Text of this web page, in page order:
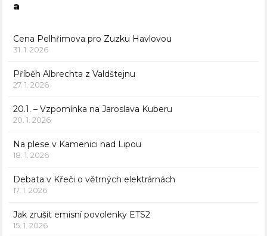
a
Cena Pelhřimova pro Zuzku Havlovou
31. 1. 2026
Příběh Albrechta z Valdštejnu
27. 1. 2026
20.1. – Vzpomínka na Jaroslava Kuberu
20. 1. 2026
Na plese v Kamenici nad Lipou
18. 1. 2026
Debata v Křeči o větrných elektrárnách
17. 1. 2026
Jak zrušit emisní povolenky ETS2
15. 1. 2026